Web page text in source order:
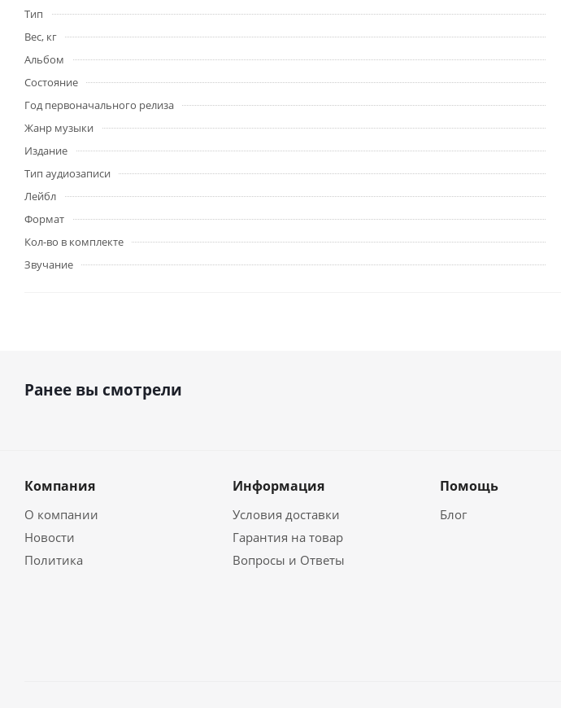
Тип
Вес, кг
Альбом
Состояние
Год первоначального релиза
Жанр музыки
Издание
Тип аудиозаписи
Лейбл
Формат
Кол-во в комплекте
Звучание
Ранее вы смотрели
Компания
О компании
Новости
Политика
Информация
Условия доставки
Гарантия на товар
Вопросы и Ответы
Помощь
Блог